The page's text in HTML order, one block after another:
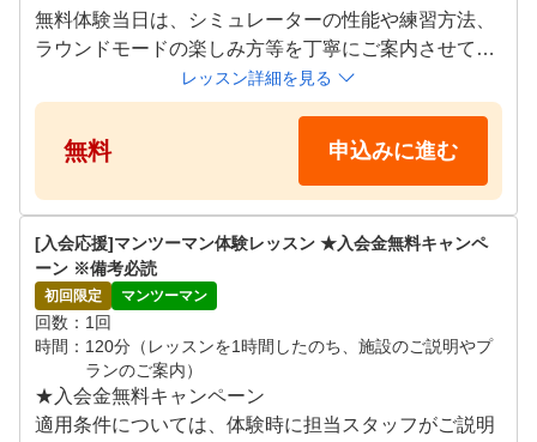
無料体験当日は、シミュレーターの性能や練習方法、
ラウンドモードの楽しみ方等を丁寧にご案内させてい
クラブのお貸出しも無料で行っておりますので、お気
軽にお越しください！
●施設体験スケジュール
月~日 09:00～21:00
※ご希望の日時をリクエスト画面よりご提示ください
。追ってご連絡差し上げます。
レッスン詳細を見る
無料 申込みに進む
[入会応援]マンツーマン体験レッスン ★入会金無料キャンペ
ーン ※備考必読
初回限定 マンツーマン
回数
1回
時間
120分（レッスンを1時間したのち、施設のご説明やプ
ランのご案内）
★入会金無料キャンペーン
適用条件については、体験時に担当スタッフがご説明